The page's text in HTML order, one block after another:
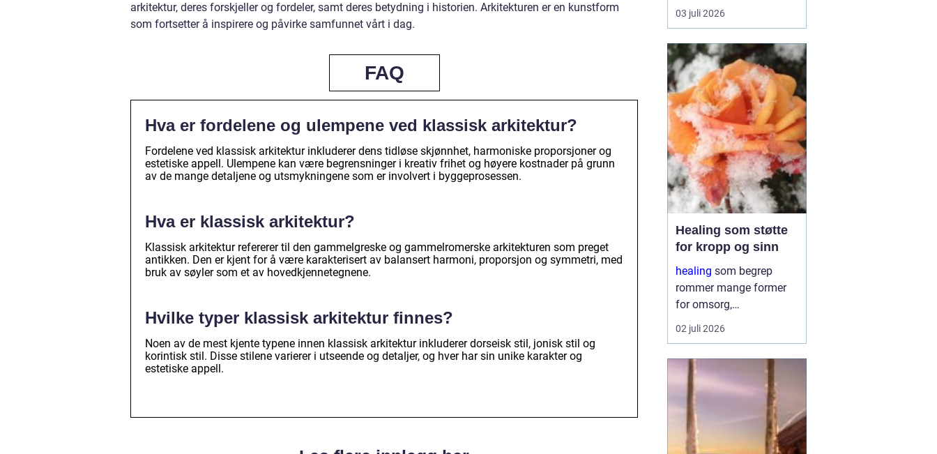
arkitektur, deres forskjeller og fordeler, samt deres betydning i historien. Arkitekturen er en kunstform
som fortsetter å inspirere og påvirke samfunnet vårt i dag.
FAQ
Hva er fordelene og ulempene ved klassisk arkitektur?
Fordelene ved klassisk arkitektur inkluderer dens tidløse skjønnhet, harmoniske proporsjoner og
estetiske appell. Ulempene kan være begrensninger i kreativ frihet og høyere kostnader på grunn
av de mange detaljene og utsmykningene som er involvert i byggeprosessen.
Hva er klassisk arkitektur?
Klassisk arkitektur refererer til den gammelgreske og gammelromerske arkitekturen som preget
antikken. Den er kjent for å være karakterisert av balansert harmoni, proporsjon og symmetri, med
bruk av søyler som et av hovedkjennetegnene.
Hvilke typer klassisk arkitektur finnes?
Noen av de mest kjente typene innen klassisk arkitektur inkluderer dorseisk stil, jonisk stil og
korintisk stil. Disse stilene varierer i utseende og detaljer, og hver har sin unike karakter og
estetiske appell.
mestring på en måte få
andre aktiviteter gjør.
nysgjerrighet, som en
enkel hobby i hagen eller
på hytta. Etter kort tid
opplever de hvor m...
03 juli 2026
Healing som støtte
for kropp og sinn
healing som begrep
rommer mange former
for omsorg,
oppmerksomhet og
energiarbeid som har
kroppens egen evne til å
hente seg inn igjen.
Mange oppsøker healing
når livet føles
ubalansert, når st...
02 juli 2026